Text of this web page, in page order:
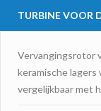
TURBINE VOOR
Vervangingsrotor
keramische
vergelijkbaar met